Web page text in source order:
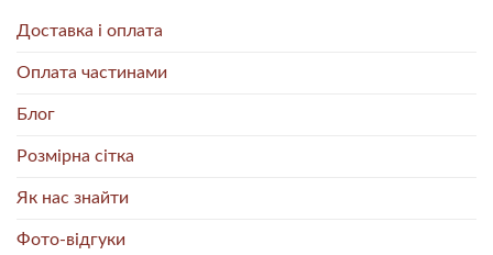
Доставка і оплата
Оплата частинами
Блог
Розмірна сітка
Як нас знайти
Фото-відгуки